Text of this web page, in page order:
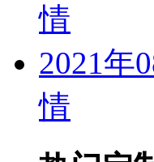
情
2021年
情